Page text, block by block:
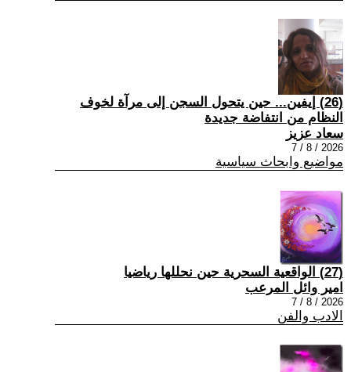
(26) إيفين... حين يتحول السجن إلى مرآة لخوف
النظام من انتفاضة جديدة
سعاد عزيز
2026 / 8 / 7
مواضيع وابحاث سياسية
(27) الواقعية السحرية حين نحللها رياضيا
امير وائل المرعب
2026 / 8 / 7
الادب والفن